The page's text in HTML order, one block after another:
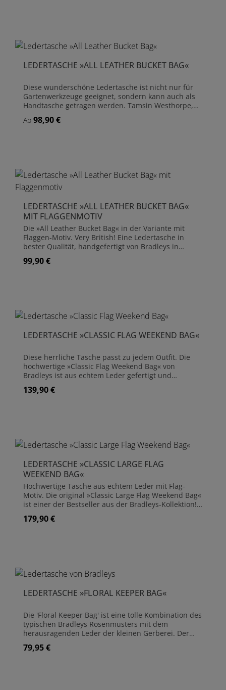
Schürze gereinigt werden, können Sie die Riemen
einfach abnehmen. Diese stilvolle und langlebige
Shropshire handgefertigt. Material Latzschürze:
Metall Länge Schürze ohne Riemen: 85 cm
LEDERTASCHE »ALL LEATHER BUCKET BAG«
Diese wunderschöne Ledertasche ist nicht nur für
Gartenwerkzeuge geeignet, sondern kann auch als
Handtasche getragen werden. Tamsin Westhorpe,
Herausgeberin der führenden englischen
Gartenzeitschrift The English Garden, hat die »All
Größe ca. 30 cm x 20 cm 5 Außenfächer 1
Innentasche
Regulärer Preis:
Ab 98,90 €
LEDERTASCHE »ALL LEATHER BUCKET BAG«
MIT FLAGGENMOTIV
Die »All Leather Bucket Bag« in der Variante mit
Flaggen-Motiv. Very British! Eine Ledertasche in
bester Qualität, handgefertigt von Bradleys in
Bridgnorth. Handgefertigt aus Leder Mit Flaggen-
Motiv Größe ca. 30 cm x 20 cm
Regulärer Preis:
99,90 €
LEDERTASCHE »CLASSIC FLAG WEEKEND BAG«
Diese herrliche Tasche passt zu jedem Outfit. Die
hochwertige »Classic Flag Weekend Bag« von
Bradleys ist aus echtem Leder gefertigt und
ebenfalls mit dem Union Jack-Motiv versehen. Sie ist
ähnlich der größeren Tasche gefertigt, eignet sich
Regulärer Preis:
139,90 €
LEDERTASCHE »CLASSIC LARGE FLAG
WEEKEND BAG«
Hochwertige Tasche aus echtem Leder mit Flag-
Motiv. Die original »Classic Large Flag Weekend Bag«
ist einer der Bestseller aus der Bradleys-Kollektion!
Handgefertigt aus Leder Größe ca. 55 cm x 40 cm Die
Taschen sind Einzelstücke und können in der
Regulärer Preis:
179,90 €
LEDERTASCHE »FLORAL KEEPER BAG«
Die 'Floral Keeper Bag' ist eine tolle Kombination des
typischen Bradleys Rosenmusters mit dem
herausragenden Leder der kleinen Gerberei. Der
schokoladenbraune Überschlag aus weichem Leder
harmoniert wunderbar mit dem beschichtenden
Regulärer Preis:
79,95 €